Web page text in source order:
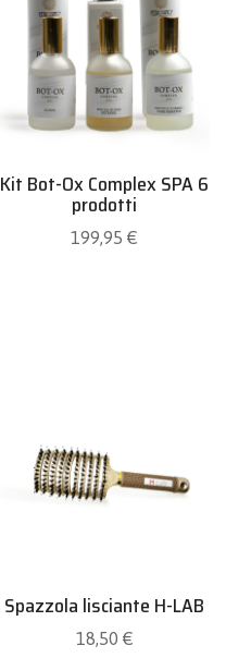
Kit Bot-Ox Complex SPA 6
prodotti
199,95 €
Spazzola lisciante H-LAB
18,50 €